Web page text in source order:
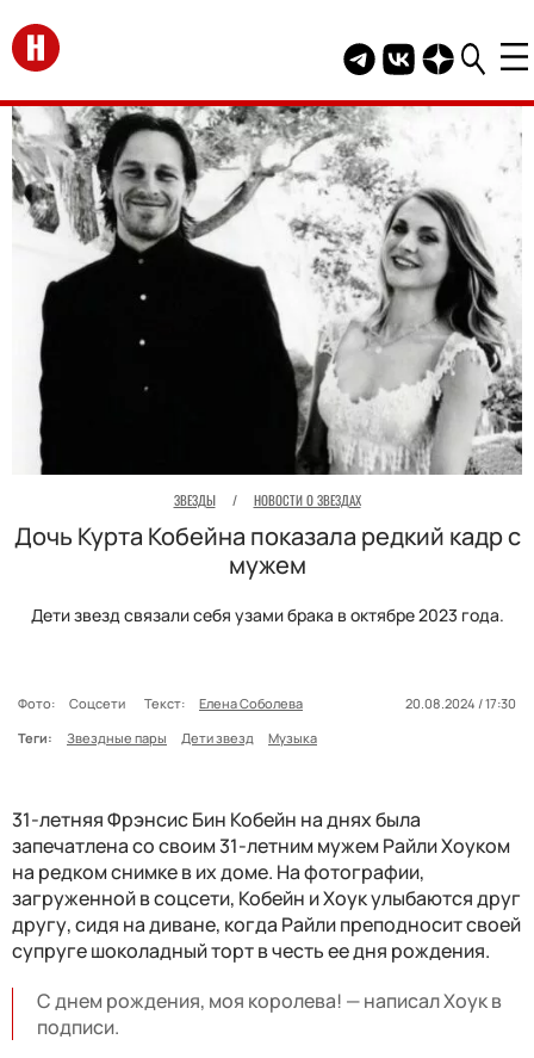
Перейти на главную
Telegram канал
Группа HELLO
Канал
ЗВЕЗДЫ / НОВОСТИ О ЗВЕЗДАХ
Дочь Курта Кобейна показала редкий кадр с
мужем
Дети звезд связали себя узами брака в октябре 2023 года.
Фото: Соцсети Текст: Елена Соболева
20.08.2024 / 17:30
Теги:
Звездные пары Дети звезд Музыка
31-летняя Фрэнсис Бин Кобейн на днях была
запечатлена со своим 31-летним мужем Райли Хоуком
на редком снимке в их доме. На фотографии,
загруженной в соцсети, Кобейн и Хоук улыбаются друг
другу, сидя на диване, когда Райли преподносит своей
супруге шоколадный торт в честь ее дня рождения.
С днем ​​рождения, моя королева! — написал Хоук в
подписи.